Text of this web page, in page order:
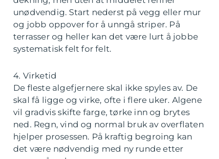
unødvendig. Start nederst på vegg eller mur
og jobb oppover for å unngå striper. På
terrasser og heller kan det være lurt å jobbe
systematisk felt for felt.
4. Virketid
De fleste algefjernere skal ikke spyles av. De
skal få ligge og virke, ofte i flere uker. Algene
vil gradvis skifte farge, tørke inn og brytes
ned. Regn, vind og normal bruk av overflaten
hjelper prosessen. På kraftig begroing kan
det være nødvendig med ny runde etter